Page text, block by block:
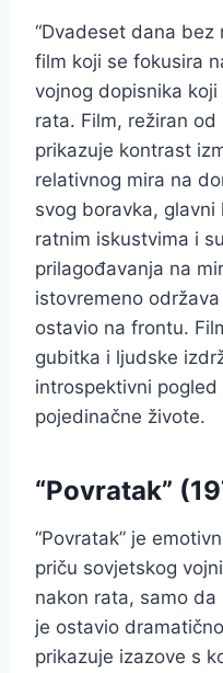
“Dvadeset dana bez
film koji se fokusira
vojnog dopisnika
rata. Film, režiran
prikazuje kontrast
relativnog mira na
svog boravka,
ratnim iskustvima i
prilagođavanja na
istovremeno
ostavio na frontu.
gubitka i ljudske
introspektivni
pojedinačne živote.
“Povratak”
“Povratak” je
priču sovjetskog
nakon rata, samo
je ostavio
prikazuje izazove s